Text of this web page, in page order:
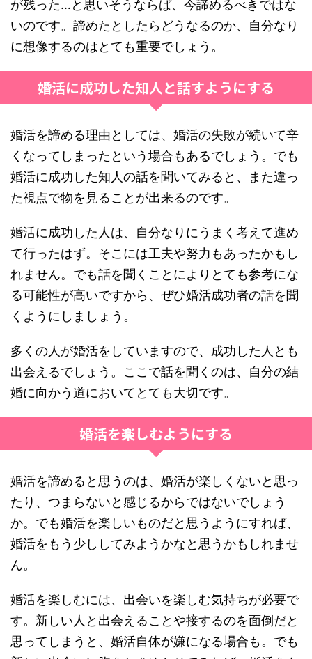
が残った…と思いそうならば、今諦めるべきではな
いのです。諦めたとしたらどうなるのか、自分なり
に想像するのはとても重要でしょう。
婚活に成功した知人と話すようにする
婚活を諦める理由としては、婚活の失敗が続いて辛
くなってしまったという場合もあるでしょう。でも
婚活に成功した知人の話を聞いてみると、また違っ
た視点で物を見ることが出来るのです。
婚活に成功した人は、自分なりにうまく考えて進め
て行ったはず。そこには工夫や努力もあったかもし
れません。でも話を聞くことによりとても参考にな
る可能性が高いですから、ぜひ婚活成功者の話を聞
くようにしましょう。
多くの人が婚活をしていますので、成功した人とも
出会えるでしょう。ここで話を聞くのは、自分の結
婚に向かう道においてとても大切です。
婚活を楽しむようにする
婚活を諦めると思うのは、婚活が楽しくないと思っ
たり、つまらないと感じるからではないでしょう
か。でも婚活を楽しいものだと思うようにすれば、
婚活をもう少ししてみようかなと思うかもしれませ
ん。
婚活を楽しむには、出会いを楽しむ気持ちが必要で
す。新しい人と出会えることや接するのを面倒だと
思ってしまうと、婚活自体が嫌になる場合も。でも